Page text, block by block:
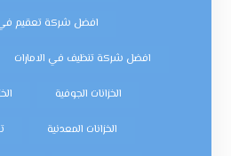
افضل شركة تعقيم في
افضل شركة تنظيف في الامارات
الخزانات الجوفية
الخزانات المعدنية